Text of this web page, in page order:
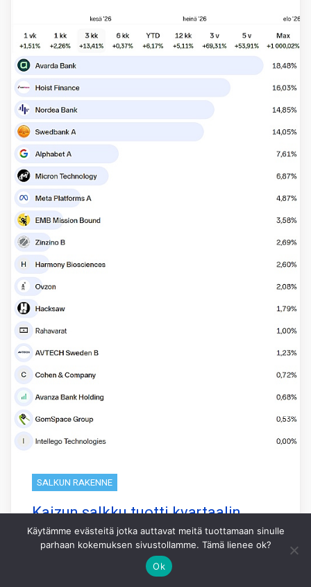
SALKUN RAKENNE
Kaizun salkku tuotti kvartaalin
Q2/2026 aikana 13,4%
Kaizun salkku tuotti kvartaalin Q2/2026
Käytämme evästeitä jotka auttavat meitä tuottamaan sinulle
parhaan kokemuksen sivustollamme. Tämä lienee ok?
Ok